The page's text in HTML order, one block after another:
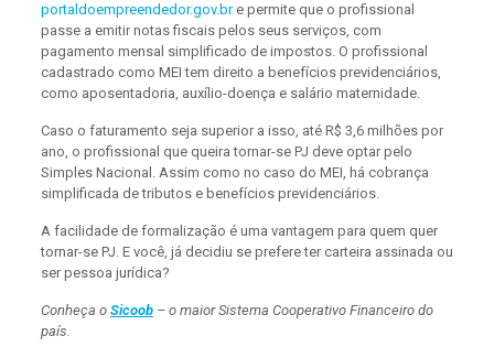
portaldoempreendedor.gov.bre permite que o profissional
passe a emitir notas fiscais pelos seus serviços, com
pagamento mensal simplificado de impostos. O profissional
cadastrado como MEI tem direito a benefícios previdenciários,
como aposentadoria, auxílio-doença e salário maternidade.
Caso o faturamento seja superior a isso, até R$ 3,6 milhões por
ano, o profissional que queira tornar-se PJ deve optar pelo
Simples Nacional. Assim como no caso do MEI, há cobrança
simplificada de tributos e benefícios previdenciários.
A facilidade de formalização é uma vantagem para quem quer
tornar-se PJ. E você, já decidiu se prefere ter carteira assinada ou
ser pessoa jurídica?
Conheça o Sicoob– o maior Sistema Cooperativo Financeiro do
país.